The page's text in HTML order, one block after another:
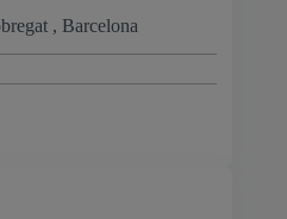
L'Hospitalet de Llobregat , Barcelona